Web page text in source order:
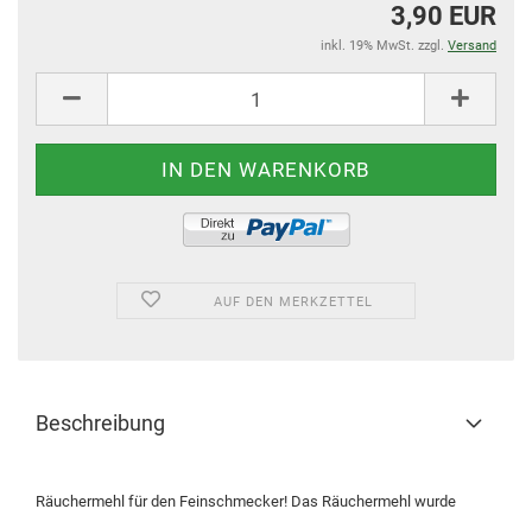
3,90 EUR
inkl. 19% MwSt. zzgl. Versand
AUF DEN MERKZETTEL
Beschreibung
Räuchermehl für den Feinschmecker! Das Räuchermehl wurde